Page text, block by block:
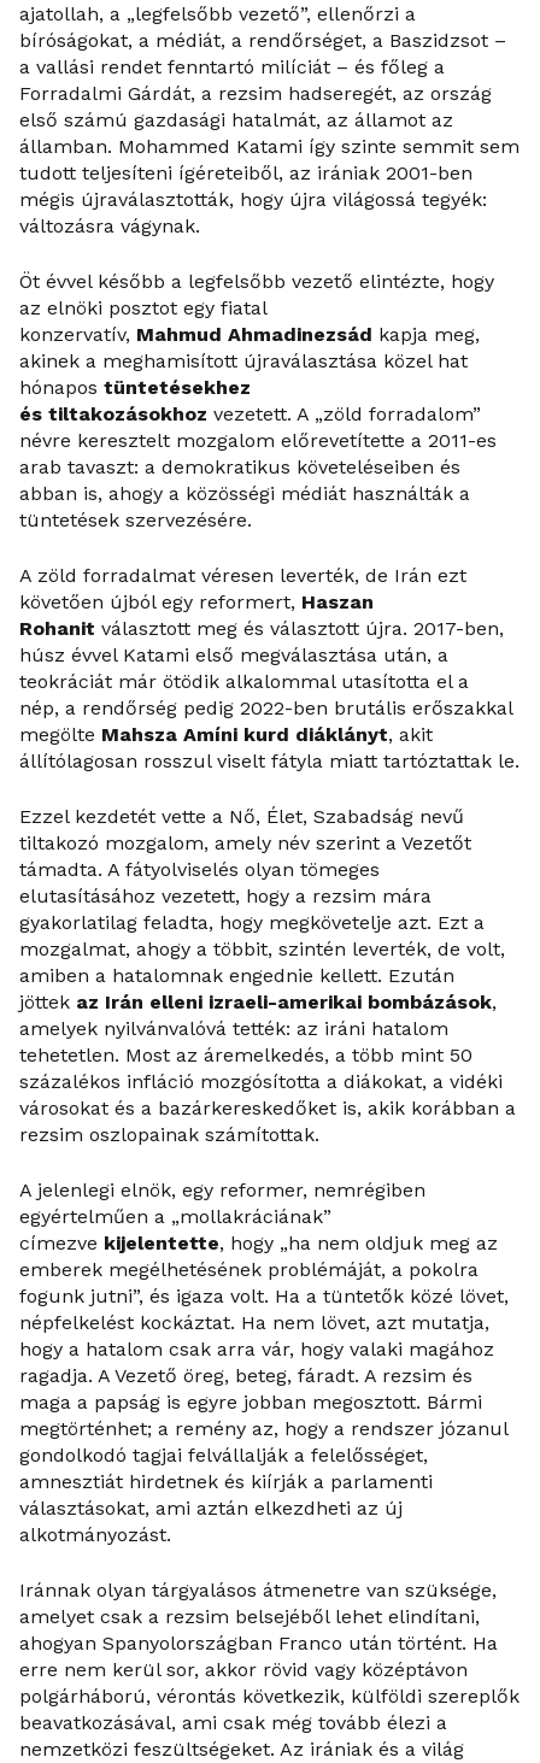
ajatollah, a „legfelsőbb vezető”, ellenőrzi a
bíróságokat, a médiát, a rendőrséget, a Baszidzsot –
a vallási rendet fenntartó milíciát – és főleg a
Forradalmi Gárdát, a rezsim hadseregét, az ország
első számú gazdasági hatalmát, az államot az
államban. Mohammed Katami így szinte semmit sem
tudott teljesíteni ígéreteiből, az irániak 2001-ben
mégis újraválasztották, hogy újra világossá tegyék:
változásra vágynak.
Öt évvel később a legfelsőbb vezető elintézte, hogy
az elnöki posztot egy fiatal
konzervatív, Mahmud Ahmadinezsád kapja meg,
akinek a meghamisított újraválasztása közel hat
hónapos tüntetésekhez
és tiltakozásokhoz vezetett. A „zöld forradalom”
névre keresztelt mozgalom előrevetítette a 2011-es
arab tavaszt: a demokratikus követeléseiben és
abban is, ahogy a közösségi médiát használták a
tüntetések szervezésére.
A zöld forradalmat véresen leverték, de Irán ezt
követően újból egy reformert, Haszan
Rohanit választott meg és választott újra. 2017-ben,
húsz évvel Katami első megválasztása után, a
teokráciát már ötödik alkalommal utasította el a
nép, a rendőrség pedig 2022-ben brutális erőszakkal
megölte Mahsza Amíni kurd diáklányt, akit
állítólagosan rosszul viselt fátyla miatt tartóztattak le.
Ezzel kezdetét vette a Nő, Élet, Szabadság nevű
tiltakozó mozgalom, amely név szerint a Vezetőt
támadta. A fátyolviselés olyan tömeges
elutasításához vezetett, hogy a rezsim mára
gyakorlatilag feladta, hogy megkövetelje azt. Ezt a
mozgalmat, ahogy a többit, szintén leverték, de volt,
amiben a hatalomnak engednie kellett. Ezután
jöttek az Irán elleni izraeli-amerikai bombázások,
amelyek nyilvánvalóvá tették: az iráni hatalom
tehetetlen. Most az áremelkedés, a több mint 50
százalékos infláció mozgósította a diákokat, a vidéki
városokat és a bazárkereskedőket is, akik korábban a
rezsim oszlopainak számítottak.
A jelenlegi elnök, egy reformer, nemrégiben
egyértelműen a „mollakráciának”
címezve kijelentette, hogy „ha nem oldjuk meg az
emberek megélhetésének problémáját, a pokolra
fogunk jutni”, és igaza volt. Ha a tüntetők közé lövet,
népfelkelést kockáztat. Ha nem lövet, azt mutatja,
hogy a hatalom csak arra vár, hogy valaki magához
ragadja. A Vezető öreg, beteg, fáradt. A rezsim és
maga a papság is egyre jobban megosztott. Bármi
megtörténhet; a remény az, hogy a rendszer józanul
gondolkodó tagjai felvállalják a felelősséget,
amnesztiát hirdetnek és kiírják a parlamenti
választásokat, ami aztán elkezdheti az új
alkotmányozást.
Iránnak olyan tárgyalásos átmenetre van szüksége,
amelyet csak a rezsim belsejéből lehet elindítani,
ahogyan Spanyolországban Franco után történt. Ha
erre nem kerül sor, akkor rövid vagy középtávon
polgárháború, vérontás következik, külföldi szereplők
beavatkozásával, ami csak még tovább élezi a
nemzetközi feszültségeket. Az irániak és a világ